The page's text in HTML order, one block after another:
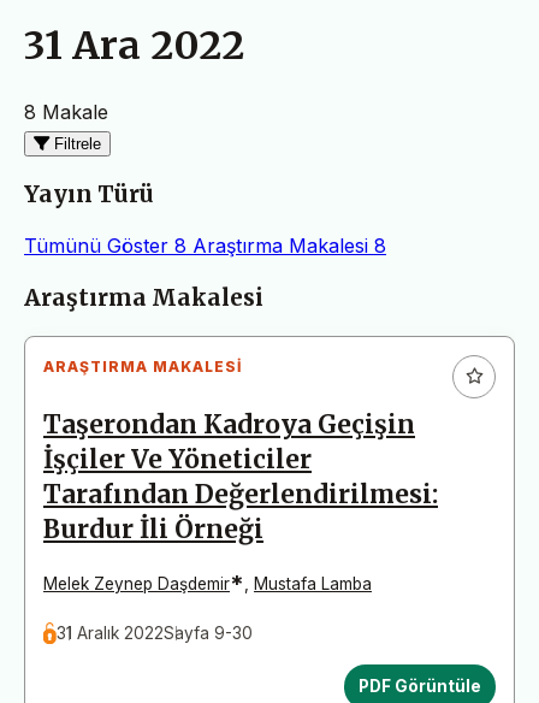
31 Ara 2022
8 Makale
Filtrele
Yayın Türü
Tümünü Göster 8 Araştırma Makalesi 8
Makaleler
Araştırma Makalesi
ARAŞTIRMA MAKALESI
Taşerondan Kadroya Geçişin
İşçiler Ve Yöneticiler
Tarafından Değerlendirilmesi:
Burdur İli Örneği
Melek Zeynep Daşdemir* Mustafa Lamba
31 Aralık 2022Sayfa 9-30
PDF Görüntüle